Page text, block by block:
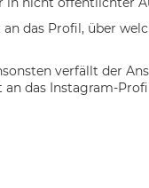
das Profil, über
verfällt der
das Instagram-